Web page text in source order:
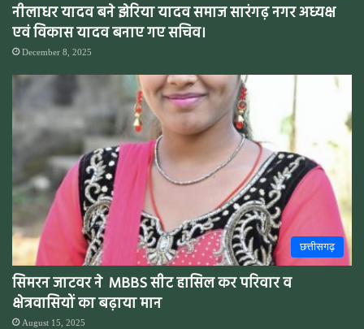
नीलाधर यादव बने झेरिया यादव समाज सारंगढ़ नगर अध्यक्ष
एवं विकास यादव बनाए गए सचिव।
December 8, 2025
छत्तीसगढ़
सिमरन जाटवर ने MBBS सीट हासिल कर परिवार व
क्षेत्रवासियों का बढ़ाया मान
August 15, 2025